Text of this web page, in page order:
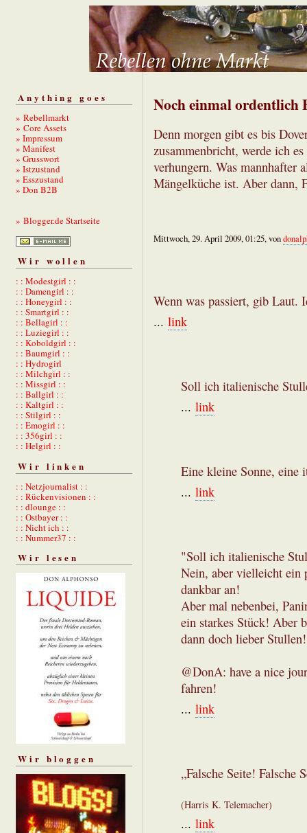
Anything goes
» Rebellmarkt
» Core Assets
» Impressum
» Manifest
» Grusswort
» Istzustand
» Esszustand
» Don B2B
» Blogger.de Startseite
Wir wollen
: : Modestgirl : :
: : Damengirl : :
: : Honeygirl : :
: : Smartgirl : :
: : Bellagirl : :
: : Luziegirl : :
: : Koboldgirl : :
: : Baumgirl : :
: : Hydrogirl
: : Milchgirl : :
: : Missgirl : :
: : Ballgirl : :
: : Kaltgirl : :
: : Stilgirl : :
: : Emogirl : :
: : 356girl : :
: : Helgirl : :
Wir linken
: : Netzjournalist : :
: : Rückenvisionen : :
: : dlounge : :
: : Ostbayer : :
: : Nicht ich : :
: : Nummer37 : :
Wir lesen
Wir bloggen
Noch einmal ordentlich
Denn morgen gibt es bis
zusammenbricht, werde ich
verhungern. Was mannhafter
Mängelküche ist. Aber dann,
Mittwoch, 29. April 2009, 01:25, von
Wenn was passiert, gib Laut.
... link
Soll ich italienische
... link
Eine kleine Sonne, eine
... link
"Soll ich italienische
Nein, aber vielleicht ein
dankbar an!
Aber mal nebenbei,
ein starkes Stück! Aber
dann doch lieber
@DonA: have a nice
fahren!
... link
„Falsche Seite! Falsche
(Harris K. Telemacher)
... link